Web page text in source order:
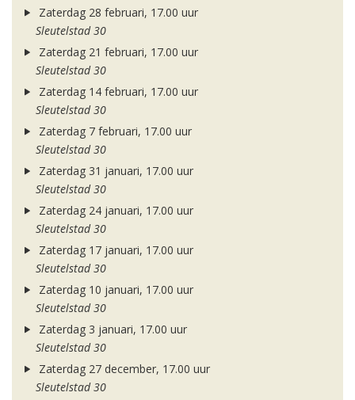
Zaterdag 28 februari, 17.00 uur
Sleutelstad 30
Zaterdag 21 februari, 17.00 uur
Sleutelstad 30
Zaterdag 14 februari, 17.00 uur
Sleutelstad 30
Zaterdag 7 februari, 17.00 uur
Sleutelstad 30
Zaterdag 31 januari, 17.00 uur
Sleutelstad 30
Zaterdag 24 januari, 17.00 uur
Sleutelstad 30
Zaterdag 17 januari, 17.00 uur
Sleutelstad 30
Zaterdag 10 januari, 17.00 uur
Sleutelstad 30
Zaterdag 3 januari, 17.00 uur
Sleutelstad 30
Zaterdag 27 december, 17.00 uur
Sleutelstad 30